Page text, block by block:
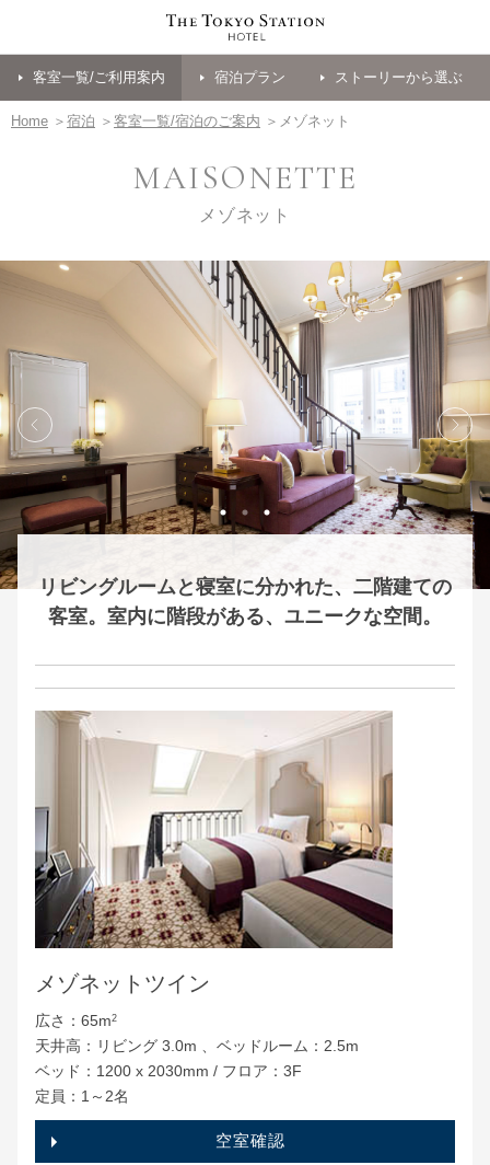
客室一覧/ご利用案内 宿泊プラン ストーリーから選ぶ
Home ＞ 宿泊 ＞ 客室一覧/宿泊のご案内 ＞メゾネット
MAISONETTE
メゾネット
リビングルームと寝室に分かれた、二階建ての
客室。 室内に階段がある、ユニークな空間。
メゾネットツイン
広さ：65m2
天井高：リビング 3.0m 、ベッドルーム：2.5m
ベッド：1200 x 2030mm / フロア：3F
定員：1～2名
空室確認